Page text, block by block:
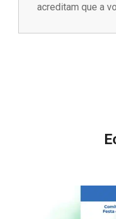
acreditam que a